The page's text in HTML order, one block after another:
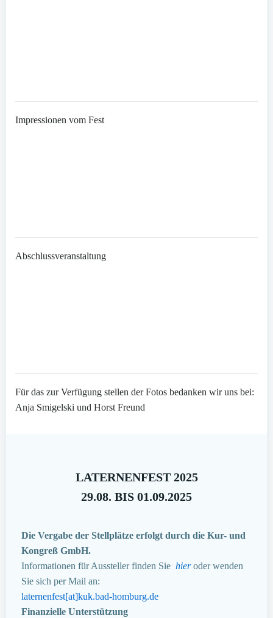
Impressionen vom Fest
Abschlussveranstaltung
Für das zur Verfügung stellen der Fotos bedanken wir uns bei:
Anja Smigelski und Horst Freund
LATERNENFEST 2025
29.08. BIS 01.09.2025
Die Vergabe der Stellplätze erfolgt durch die Kur- und
Kongreß GmbH.
Informationen für Aussteller finden Sie hieroder wenden
Sie sich per Mail an:
laternenfest[at]kuk.bad-homburg.de
Finanzielle Unterstützung